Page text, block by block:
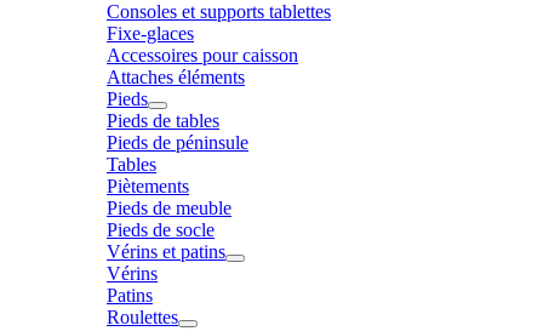
Consoles et supports tablettes
Fixe-glaces
Accessoires pour caisson
Attaches éléments
Pieds
Pieds de tables
Pieds de péninsule
Tables
Piètements
Pieds de meuble
Pieds de socle
Vérins et patins
Vérins
Patins
Roulettes